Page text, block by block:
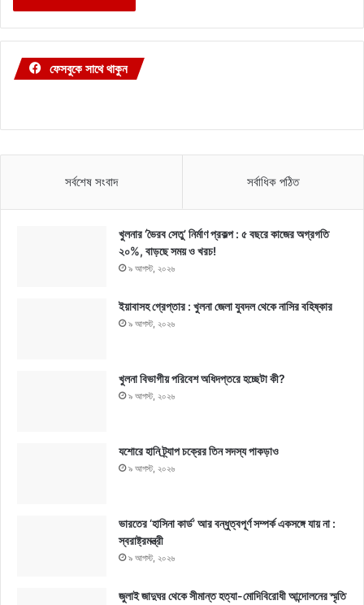
ফেসবুকে সাথে থাকুন
সর্বশেষ সংবাদ সর্বাধিক পঠিত
খুলনার ‘ভৈরব সেতু’ নির্মাণ প্রকল্প : ৫ বছরে কাজের অগ্রগতি
২০%, বাড়ছে সময় ও খরচ!
৯ আগস্ট, ২০২৬
ইয়াবাসহ গ্রেপ্তার : খুলনা জেলা যুবদল থেকে নাসির বহিষ্কার
৯ আগস্ট, ২০২৬
খুলনা বিভাগীয় পরিবেশ অধিদপ্তরে হচ্ছেটা কী?
৯ আগস্ট, ২০২৬
যশোরে হানি ট্র্যাপ চক্রের তিন সদস্য পাকড়াও
৯ আগস্ট, ২০২৬
ভারতের ‘হাসিনা কার্ড’ আর বন্ধুত্বপূর্ণ সম্পর্ক একসঙ্গে যায় না :
স্বরাষ্ট্রমন্ত্রী
৯ আগস্ট, ২০২৬
জুলাই জাদুঘর থেকে সীমান্ত হত্যা-মোদিবিরোধী আন্দোলনের স্মৃতি